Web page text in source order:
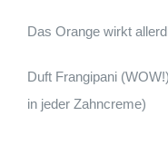
Das Orange wirkt
Duft Frangipani
in jeder Zahncreme)